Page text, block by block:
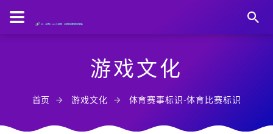
游戏文化
首页 游戏文化 体育赛事标识-体育比赛标识